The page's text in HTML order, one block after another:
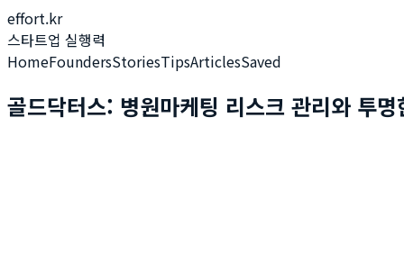
effort.kr
스타트업 실행력
HomeFoundersStoriesTipsArticlesSaved
골드닥터스: 병원마케팅 리스크 관리와